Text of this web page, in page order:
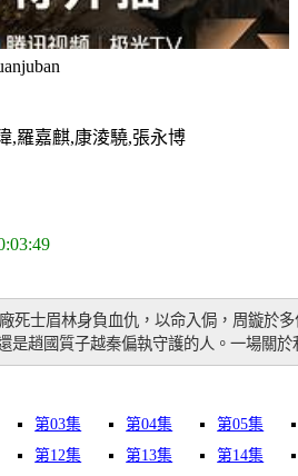
,羅嘉麒,康淩驍,張永博
死士眉林身負血仇，以命入侷，周鏇於
是趙國質子越秦偏執守護的人。一場關
第03集 第04集 第05集
第12集 第13集 第14集